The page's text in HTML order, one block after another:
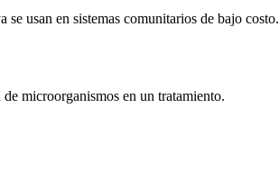
usan en sistemas comunitarios de bajo costo.
microorganismos en un tratamiento.